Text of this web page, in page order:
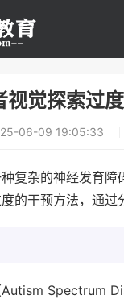
视觉探索过
06-09 19:05:33
复杂的神经发育
的干预方法，通
Spectrum